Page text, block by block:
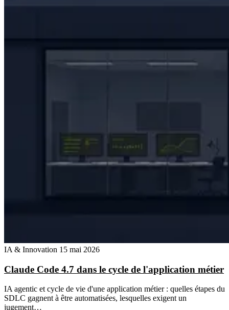
IA & Innovation 15 mai 2026
Claude Code 4.7 dans le cycle de l'application métier
IA agentic et cycle de vie d'une application métier : quelles étapes du
SDLC gagnent à être automatisées, lesquelles exigent un
jugement…